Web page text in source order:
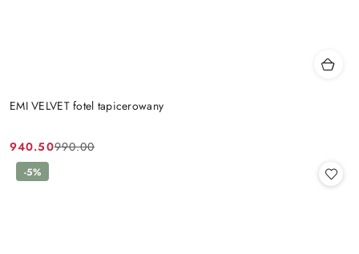
EMI VELVET fotel tapicerowany
Cena
promocyjna:
940.50
Cena
przed
990.00
-5%